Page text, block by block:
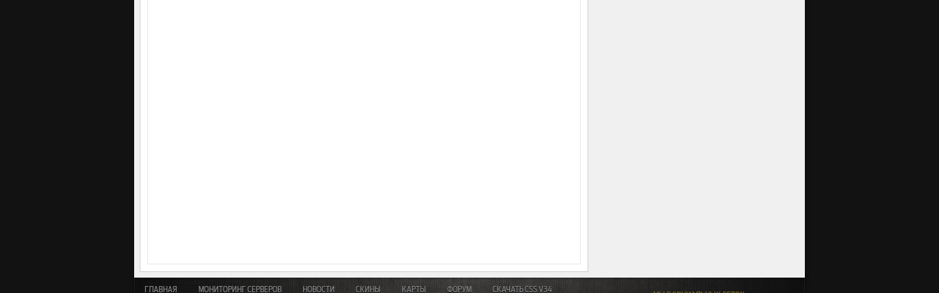
ГЛАВНАЯ МОНИТОРИНГ СЕРВЕРОВ НОВОСТИ СКИНЫ КАРТЫ ФОРУМ СКАЧАТЬ CSS V34